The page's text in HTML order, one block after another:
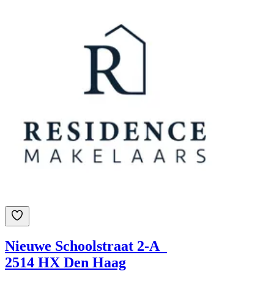
Nieuwe Schoolstraat 2-A
2514 HX Den Haag